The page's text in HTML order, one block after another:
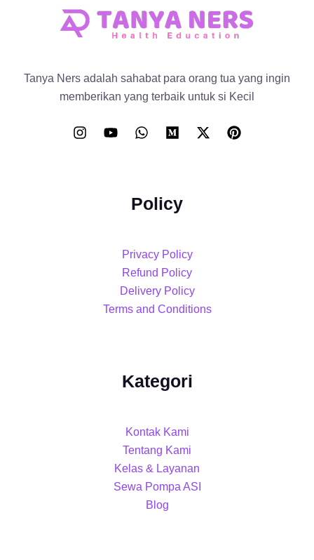
Tanya Ners adalah sahabat para orang tua yang ingin
memberikan yang terbaik untuk si Kecil
Policy
Privacy Policy
Refund Policy
Delivery Policy
Terms and Conditions
Kategori
Kontak Kami
Tentang Kami
Kelas & Layanan
Sewa Pompa ASI
Blog